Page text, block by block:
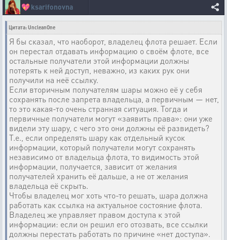
💖ksarifonovna
Цитата: UncleanOne
Я бы сказал, что наоборот, владелец флота решает. Если
он перестал отдавать информацию о своём флоте, все
остальные получатели этой информации должны
потерять к ней доступ, неважно, из каких рук они
получили на неё ссылку.
Если вторичным получателям шары можно её у себя
сохранять после запрета владельца, а первичным — нет,
то это какая-то очень странная ситуация. Тогда и
первичные получатели могут «заявить права»: они уже
видели эту шару, с чего это они должны её развидеть?
Т.е., если определять шару как отдельный кусок
информации, который получатели могут сохранять
независимо от владельца флота, то видимость этой
информации, получается, зависит от желания
получателей хранить её дальше, а не от желания
владельца её скрыть.
Чтобы владелец мог хоть что-то решать, шара должна
работать как ссылка на актуальное состояние флота.
Владелец же управляет правом доступа к этой
информации: если он решил его отозвать, все ссылки
должны перестать работать по причине «нет доступа».